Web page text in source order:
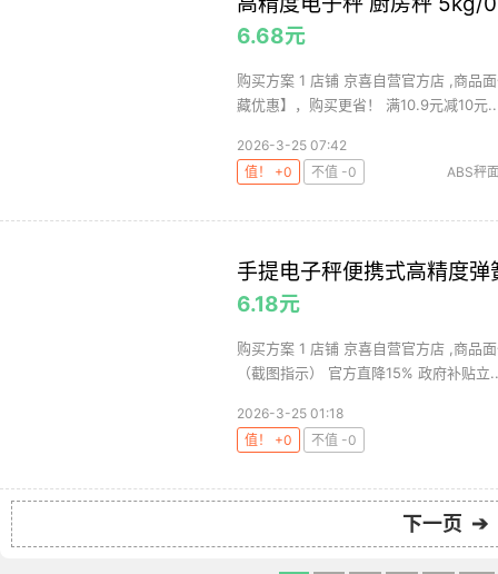
6.68元
购买方案 1 店铺 京喜自营官方店 ,商品
藏优惠】，购买更省！ 满10.9元减10元
2026-3-25 07:42
值！ +0
不值 -0 ABS秤
手提电子秤便携式高精度
6.18元
购买方案 1 店铺 京喜自营官方店 ,商品
（截图指示） 官方直降15% 政府补贴立
2026-3-25 01:18
值！ +0
不值 -0
下一页 ➔